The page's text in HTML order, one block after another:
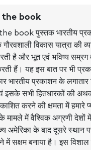
book
book पुस्तक भारतीय
गौरवशाली विकास यात्रा की
है और भूत एवं भविष्य सम्रग
हैं। यह इस बात पर भी
भारतीय प्रकाशन के लगातार
इसके सभी हितधारकों की
करने की क्षमता में हमारे
मामले में वैश्विक अग्रणी
अमेरिका के बाद दूसरे स्थान
में सक्षम बनाया है। इस विशाल